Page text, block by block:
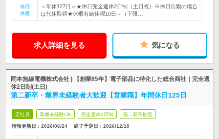
休日
休暇
＜年休127日＞★休日完全週休2日制（土日祝）※休日出勤の場合
は代休取得★休暇有給休暇10日～（下限…
求人詳細を見る 気になる
岡本無線電機株式会社 | 【創業85年】電子部品に特化した総合商社｜完全週
休2日制(土日)
第二新卒・業界未経験者大歓迎【営業職】年間休日125日
正社員 業種未経験OK 完全週休2日制 第二新卒歓迎
情報更新日：2026/06/24 終了予定日： 2026/12/10